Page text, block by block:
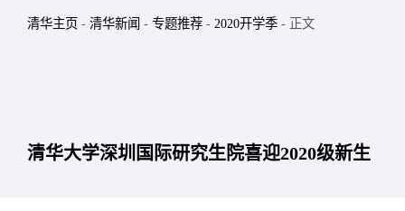
清华主页 - 清华新闻 - 专题推荐 - 2020开学季 - 正文
清华大学深圳国际研究生院喜迎2020级新生